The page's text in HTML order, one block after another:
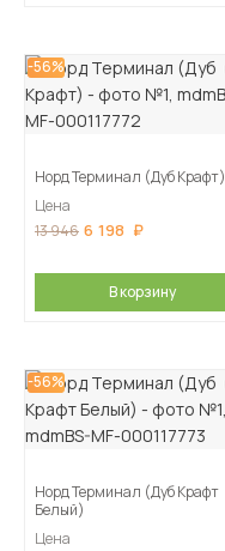
-56%
Норд Терминал (Дуб Крафт)
Цена
13 946 6 198
В корзину
-56%
Норд Терминал (Дуб Крафт
Белый)
Цена